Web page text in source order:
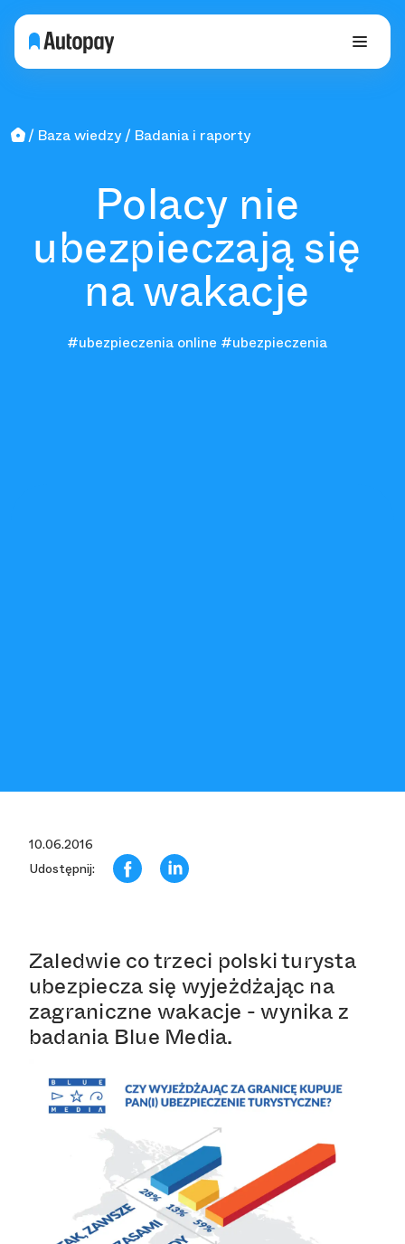
Baza wiedzy Badania i raporty
Polacy nie
ubezpieczają się
na wakacje
#ubezpieczenia online #ubezpieczenia
10.06.2016
Udostępnij:
Zaledwie co trzeci polski turysta
ubezpiecza się wyjeżdżając na
zagraniczne wakacje - wynika z
badania Blue Media.